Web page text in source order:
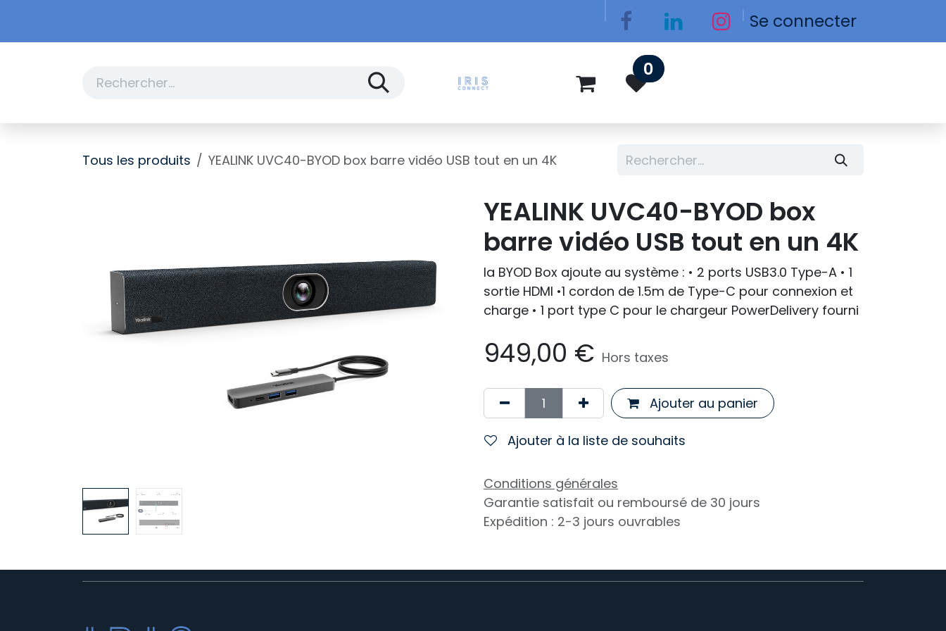
Se connecter
0
Tous les produits YEALINK UVC40-BYOD box barre vidéo USB tout en un 4K
YEALINK UVC40-BYOD box
barre vidéo USB tout en un 4K
la BYOD Box ajoute au système : • 2 ports USB3.0 Type-A • 1
sortie HDMI •1 cordon de 1.5m de Type-C pour connexion et
charge • 1 port type C pour le chargeur PowerDelivery fourni
949,00 € Hors taxes
Ajouter au panier
Ajouter à la liste de souhaits
Conditions générales
Garantie satisfait ou remboursé de 30 jours
Expédition : 2-3 jours ouvrables